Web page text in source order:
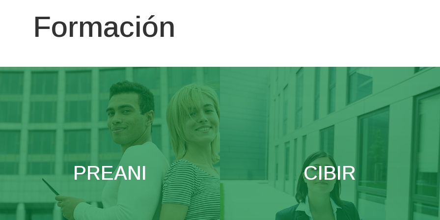
Formación
PREANI CIBIR